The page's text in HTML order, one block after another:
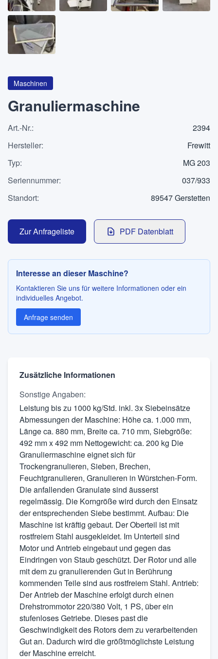
Pumpen
Behälter
Anfrageliste
Kontakt
Deutsch
Maschinen
Granuliermaschine
Art.-Nr.:
2394
Hersteller:
Frewitt
Typ:
MG 203
Seriennummer:
037/933
Standort: 89547 Gerstetten
Zur Anfrageliste PDF Datenblatt
Interesse an dieser Maschine?
Kontaktieren Sie uns für weitere Informationen oder ein
individuelles Angebot.
Anfrage senden
Zusätzliche Informationen
Sonstige Angaben:
Leistung bis zu 1000 kg/Std. inkl. 3x Siebeinsätze
Abmessungen der Maschine: Höhe ca. 1.000 mm,
Länge ca. 880 mm, Breite ca. 710 mm, Siebgröße:
492 mm x 492 mm Nettogewicht: ca. 200 kg Die
Granuliermaschine eignet sich für
Trockengranulieren, Sieben, Brechen,
Feuchtgranulieren, Granulieren in Würstchen-Form.
Die anfallenden Granulate sind äusserst
regelmässig. Die Korngröße wird durch den Einsatz
der entsprechenden Siebe bestimmt. Aufbau: Die
Maschine ist kräftig gebaut. Der Oberteil ist mit
rostfreiem Stahl ausgekleidet. Im Unterteil sind
Motor und Antrieb eingebaut und gegen das
Eindringen von Staub geschützt. Der Rotor und alle
mit dem zu granulierenden Gut in Berührung
kommenden Teile sind aus rostfreiem Stahl. Antrieb:
Der Antrieb der Maschine erfolgt durch einen
Drehstrommotor 220/380 Volt, 1 PS, über ein
stufenloses Getriebe. Dieses past die
Geschwindigkeit des Rotors dem zu verarbeitenden
Gut an. Dadurch wird die größtmöglichste Leistung
der Maschine erreicht.